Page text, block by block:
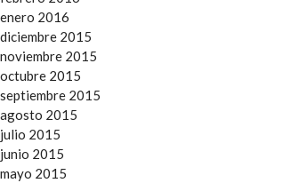
enero 2016
diciembre 2015
noviembre 2015
octubre 2015
septiembre 2015
agosto 2015
julio 2015
junio 2015
mayo 2015